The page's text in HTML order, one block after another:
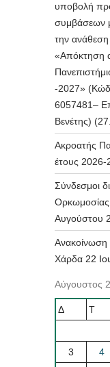
υποβολή
συμβάσεων
την
«Απόκτηση
-2027»
6057481–
Βενέτης)
Ακροατής
έτους 2026-
Σύνδεσμοι
Ορκωμοσίας
Αυγούστου
Χάρδα 22
Αύγουστος
Δ Τ
3
4